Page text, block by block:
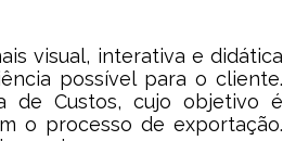
visual, interativa e didática
possível para o cliente.
de Custos, cujo objetivo é
o processo de exportação.